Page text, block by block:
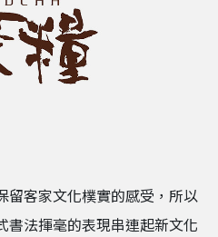
留客家文化樸實的感受，所以
書法揮毫的表現串連起新文化